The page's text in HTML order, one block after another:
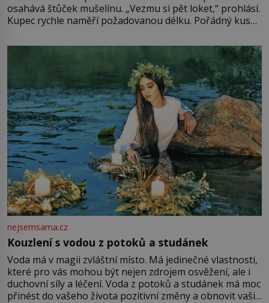
osahává štůček mušelínu. „Vezmu si pět loket,“ prohlásí.
Kupec rychle naměří požadovanou délku. Pořádný kus
milostpaní. Stačí jenom na sukni,“ zhodnotí švadlena
množství růžového mušelínu. „Ošidili vás, podívejte.“
nejsemsama.cz
Kouzlení s vodou z potoků a studánek
Voda má v magii zvláštní místo. Má jedinečné vlastnosti,
které pro vás mohou být nejen zdrojem osvěžení, ale i
duchovní síly a léčení. Voda z potoků a studánek má moc
přinést do vašeho života pozitivní změny a obnovit vaši